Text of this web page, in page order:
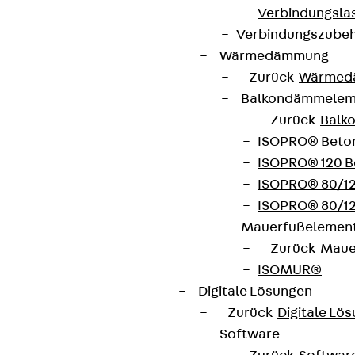
Wärmedämmung
Zurück
Zurück
ISOPRO®
ISOPRO® 120
ISOPRO® 80/
ISOPRO® 80/
Zurück
ISOMUR®
Digitale Lösungen
Zurück Digitale
Software